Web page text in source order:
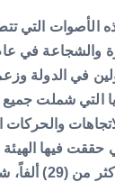
الأصوات التي
في الدولة
التي شملت
حققت فيها